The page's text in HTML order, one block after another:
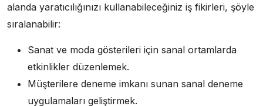
alanda yaratıcılığınızı kullanabileceğiniz iş fikirleri, şöyle
sıralanabilir:
Sanat ve moda gösterileri için sanal ortamlarda
etkinlikler düzenlemek.
Müşterilere deneme imkanı sunan sanal deneme
uygulamaları geliştirmek.